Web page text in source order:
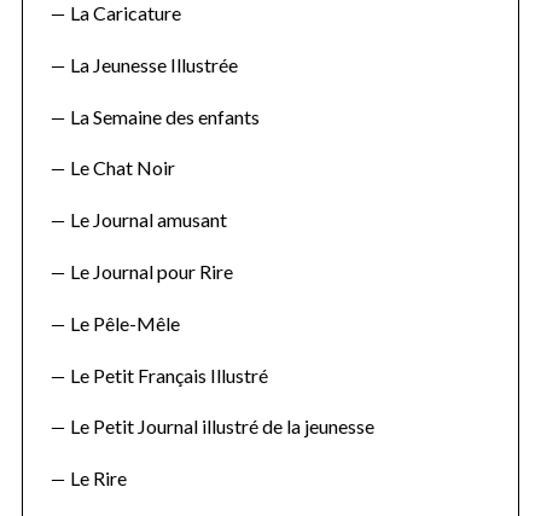
La Caricature
La Jeunesse Illustrée
La Semaine des enfants
Le Chat Noir
Le Journal amusant
Le Journal pour Rire
Le Pêle-Mêle
Le Petit Français Illustré
Le Petit Journal illustré de la jeunesse
Le Rire